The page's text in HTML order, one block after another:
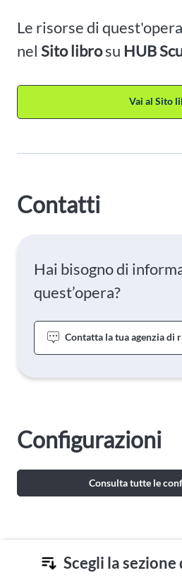
Scegli la
Le risorse di
nel Sito librosu HUB
Vai al Sito
Contatti
Hai bisogno di
quest’opera?
Contatta la tua agenzia di
Configurazioni
Consulta tutte le